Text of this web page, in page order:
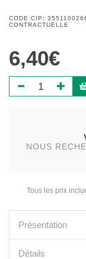
CODE CIP:
CONTRACTUELLE
6,40€
NOUS
Tous les prix
Présentation
Détails